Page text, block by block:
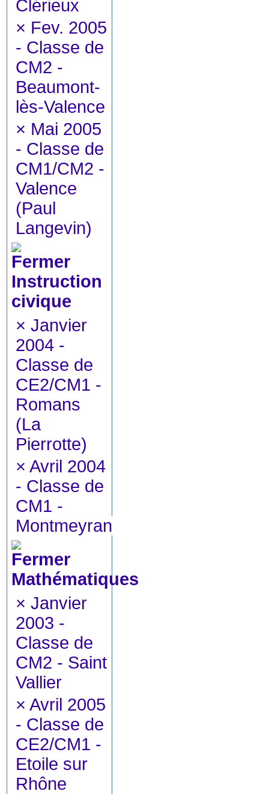
Clérieux
× Fev. 2005
- Classe de
CM2 -
Beaumont-
lès-Valence
× Mai 2005
- Classe de
CM1/CM2 -
Valence
(Paul
Langevin)
Instruction
civique
× Janvier
2004 -
Classe de
CE2/CM1 -
Romans
(La
Pierrotte)
× Avril 2004
- Classe de
CM1 -
Montmeyran
Mathématiques
× Janvier
2003 -
Classe de
CM2 - Saint
Vallier
× Avril 2005
- Classe de
CE2/CM1 -
Etoile sur
Rhône